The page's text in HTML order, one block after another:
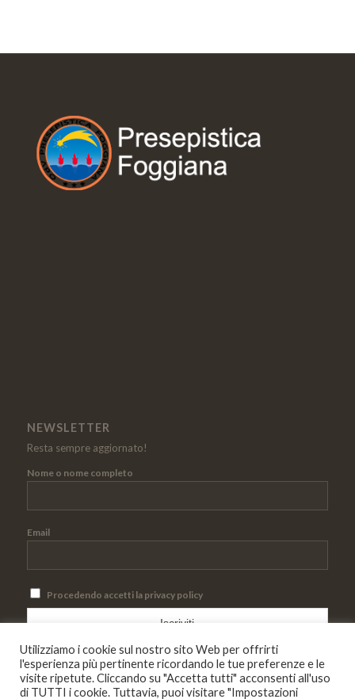
NEWSLETTER
Resta sempre aggiornato!
Nome o nome completo
Email
Procedendo accetti la privacy policy
Utilizziamo i cookie sul nostro sito Web per offrirti
l'esperienza più pertinente ricordando le tue preferenze e le
visite ripetute. Cliccando su "Accetta tutti" acconsenti all'uso
di TUTTI i cookie. Tuttavia, puoi visitare "Impostazioni